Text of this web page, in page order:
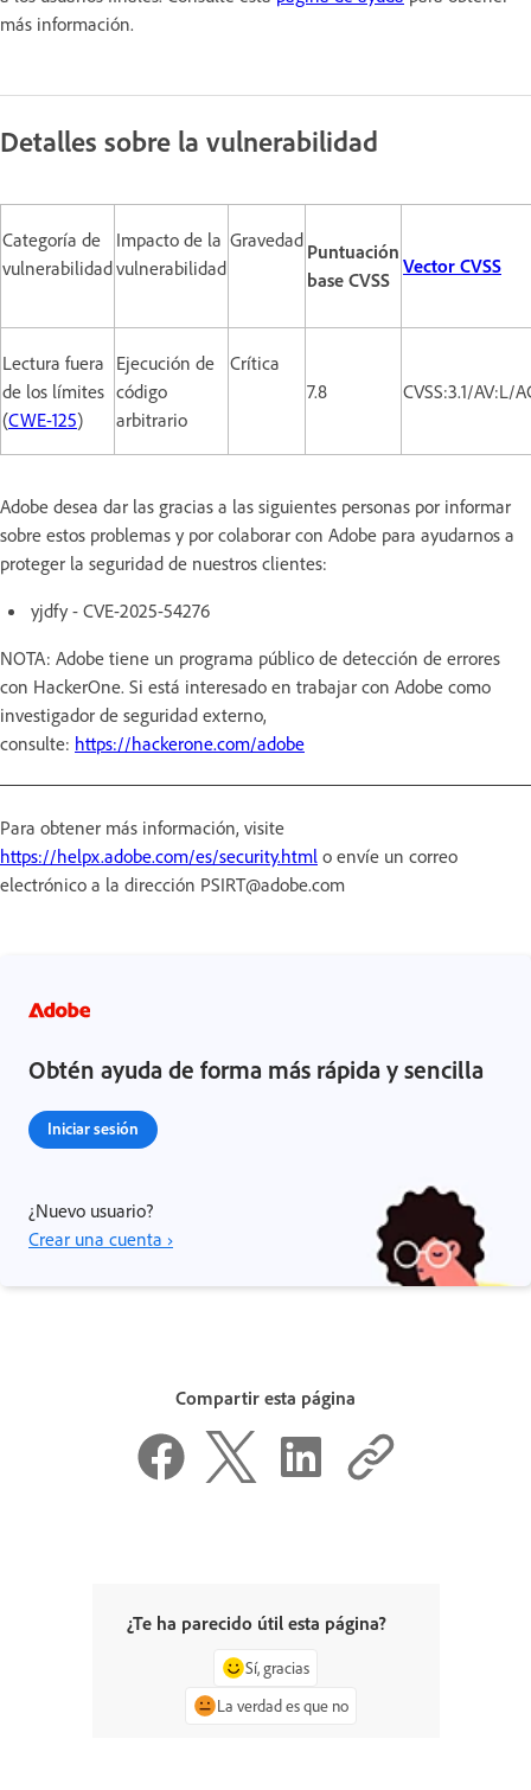
más información.
Detalles sobre la vulnerabilidad
Categoría de
vulnerabilidad
Impacto de la
vulnerabilidad
Gravedad Puntuación
base CVSS
Vector CVSS
Lectura fuera
de los límites
(CWE-125)
Ejecución de
código
arbitrario
Crítica
7.8
CVSS:3.1/
Adobe desea dar las gracias a las siguientes personas por informar
sobre estos problemas y por colaborar con Adobe para ayudarnos a
proteger la seguridad de nuestros clientes:
yjdfy - CVE-2025-54276
NOTA: Adobe tiene un programa público de detección de errores
con HackerOne. Si está interesado en trabajar con Adobe como
investigador de seguridad externo,
consulte: https://hackerone.com/adobe
Para obtener más información, visite
https://helpx.adobe.com/es/security.html o envíe un correo
electrónico a la dirección PSIRT@adobe.com
Obtén ayuda de forma más rápida y sencilla
Iniciar sesión
¿Nuevo usuario?
Crear una cuenta ›
Compartir esta página
¿Te ha parecido útil esta página?
Sí, gracias
La verdad es que no